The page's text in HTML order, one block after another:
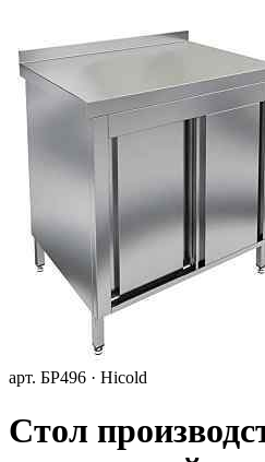
арт. БР496 · Hicold
Стол